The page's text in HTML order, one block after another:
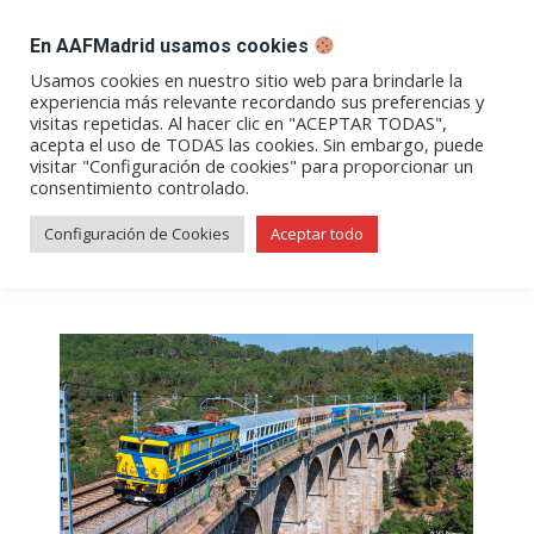
Abrir
enlace
en
una
ventana/pestaña
Abrir
enlace
en
una
ventana/pestaña
Abrir
enlace
en
una
ventana/pestaña
Abrir
enlace
en
una
Abrir
enlace
en
una
Archivos de etiqueta:tren de
los 80
En AAFMadrid usamos cookies
Usamos cookies en nuestro sitio web para brindarle la
experiencia más relevante recordando sus preferencias y
visitas repetidas. Al hacer clic en "ACEPTAR TODAS",
acepta el uso de TODAS las cookies. Sin embargo, puede
visitar "Configuración de cookies" para proporcionar un
consentimiento controlado.
Configuración de Cookies Aceptar todo